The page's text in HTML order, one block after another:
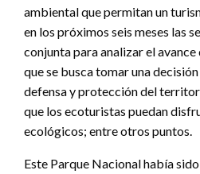
ambiental que permitan un
en los próximos seis meses las
conjunta para analizar el
que se busca tomar una
defensa y protección del
que los ecoturistas puedan
ecológicos; entre otros puntos.
Este Parque Nacional había